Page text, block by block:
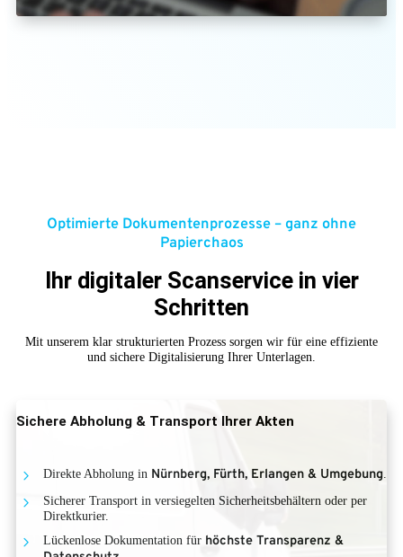
Optimierte Dokumentenprozesse – ganz ohne
Papierchaos
Ihr digitaler Scanservice in vier
Schritten
Mit unserem klar strukturierten Prozess sorgen wir für eine effiziente
und sichere Digitalisierung Ihrer Unterlagen.
Sichere Abholung & Transport Ihrer Akten
Direkte Abholung in Nürnberg, Fürth, Erlangen & Umgebung
Sicherer Transport in versiegelten Sicherheitsbehältern oder per
Direktkurier.
Lückenlose Dokumentation für höchste Transparenz &